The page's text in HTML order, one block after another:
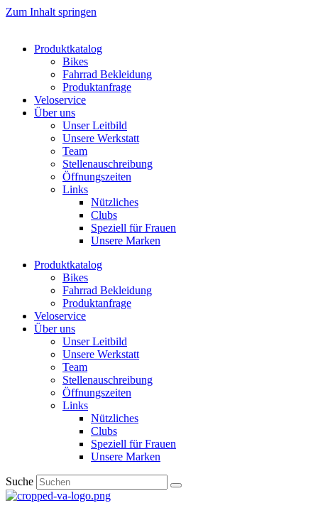
Zum Inhalt springen
Produktkatalog
Bikes
Fahrrad Bekleidung
Produktanfrage
Veloservice
Über uns
Unser Leitbild
Unsere Werkstatt
Team
Stellenauschreibung
Öffnungszeiten
Links
Nützliches
Clubs
Speziell für Frauen​
Unsere Marken
Produktkatalog
Bikes
Fahrrad Bekleidung
Produktanfrage
Veloservice
Über uns
Unser Leitbild
Unsere Werkstatt
Team
Stellenauschreibung
Öffnungszeiten
Links
Nützliches
Clubs
Speziell für Frauen​
Unsere Marken
Suche